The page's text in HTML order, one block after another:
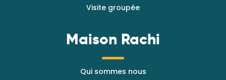
Visite groupée
Maison Rachi
Qui sommes nous